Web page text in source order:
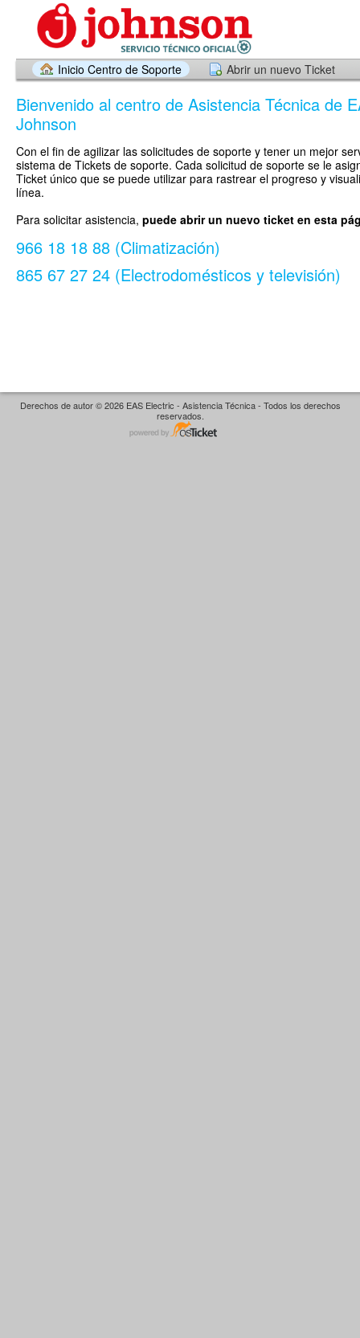
Inicio Centro de Soporte Abrir un nuevo Ticket
Bienvenido al centro de Asistencia Técnica de
Johnson
Con el fin de agilizar las solicitudes de soporte y tener un mejor
sistema de Tickets de soporte. Cada solicitud de soporte se le
Ticket único que se puede utilizar para rastrear el progreso y
línea.
Para solicitar asistencia, puede abrir un nuevo ticket en esta
966 18 18 88 (Climatización)
865 67 27 24 (Electrodomésticos y televisión)
Derechos de autor © 2026 EAS Electric - Asistencia Técnica - Todos los derechos
reservados.